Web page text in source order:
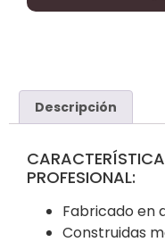
Descripción
PROFESIONAL:
Fabricado en
Construidas